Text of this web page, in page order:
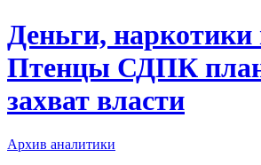
Деньги, наркотики
Птенцы СДПК
захват власти
Архив аналитики